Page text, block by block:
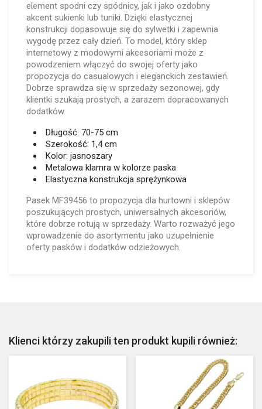
element spodni czy spódnicy, jak i jako ozdobny
akcent sukienki lub tuniki. Dzięki elastycznej
konstrukcji dopasowuje się do sylwetki i zapewnia
wygodę przez cały dzień. To model, który sklep
internetowy z modowymi akcesoriami może z
powodzeniem włączyć do swojej oferty jako
propozycja do casualowych i eleganckich zestawień.
Dobrze sprawdza się w sprzedaży sezonowej, gdy
klientki szukają prostych, a zarazem dopracowanych
dodatków.
Długość: 70-75 cm
Szerokość: 1,4 cm
Kolor: jasnoszary
Metalowa klamra w kolorze paska
Elastyczna konstrukcja sprężynkowa
Pasek MF39456 to propozycja dla hurtowni i sklepów
poszukujących prostych, uniwersalnych akcesoriów,
które dobrze rotują w sprzedaży. Warto rozważyć jego
wprowadzenie do asortymentu jako uzupełnienie
oferty pasków i dodatków odzieżowych.
Klienci którzy zakupili ten produkt kupili również: